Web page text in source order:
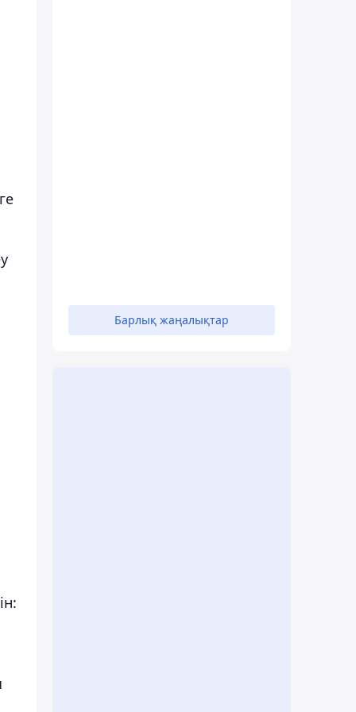
Барлық жаңалықтар